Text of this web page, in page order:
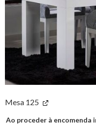
Mesa 125
Ao proceder à encomenda